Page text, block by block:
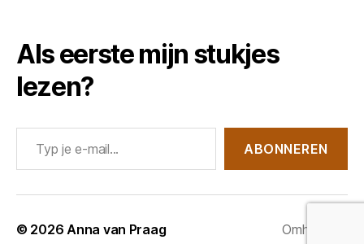
Als eerste mijn stukjes
lezen?
Typ je e-mail...
ABONNEREN
© 2026Anna van Praag Omhoog